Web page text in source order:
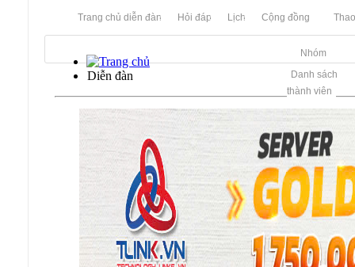
Trang chủ diễn đàn Hỏi đáp Lịch Cộng đồng
Nhóm
Danh sách
thành viên
Diễn đàn